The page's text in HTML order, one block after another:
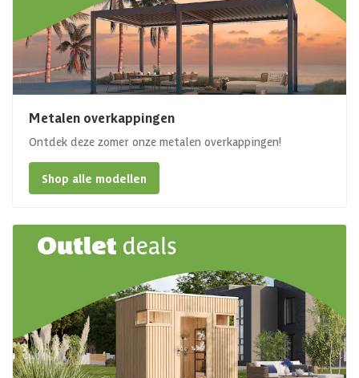
Metalen overkappingen
Ontdek deze zomer onze metalen overkappingen!
Shop alle modellen